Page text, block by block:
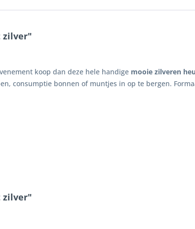
zilver"
koop dan deze hele handige mooie zilveren
consumptie bonnen of muntjes in op te bergen.
zilver"